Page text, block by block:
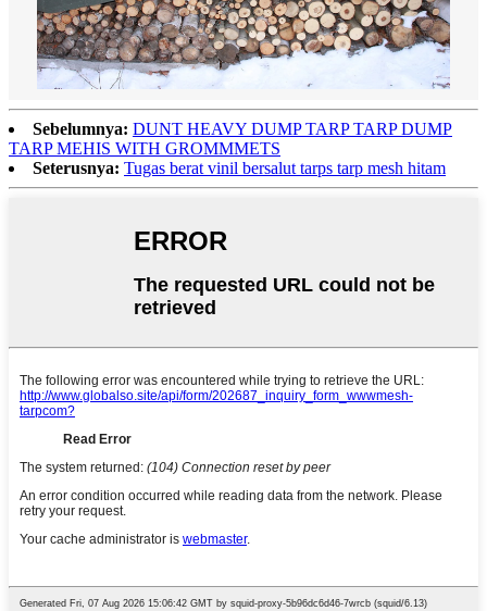
Sebelumnya: DUNT HEAVY DUMP TARP TARP DUMP
TARP MEHIS WITH GROMMMETS
Seterusnya: Tugas berat vinil bersalut tarps tarp mesh hitam